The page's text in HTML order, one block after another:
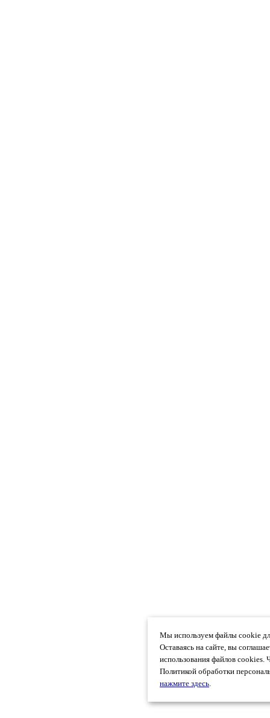
Мы используем файлы cookie
Оставаясь на сайте, вы
использования файлов cookies.
Политикой обработки
нажмите здесь.